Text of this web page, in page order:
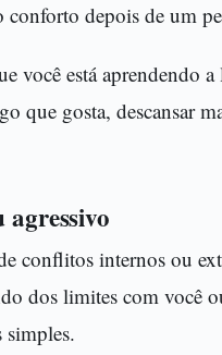
conforto depois de um
você está aprendendo
que gosta, descansar
conflitos internos ou
dos limites com você
simples.